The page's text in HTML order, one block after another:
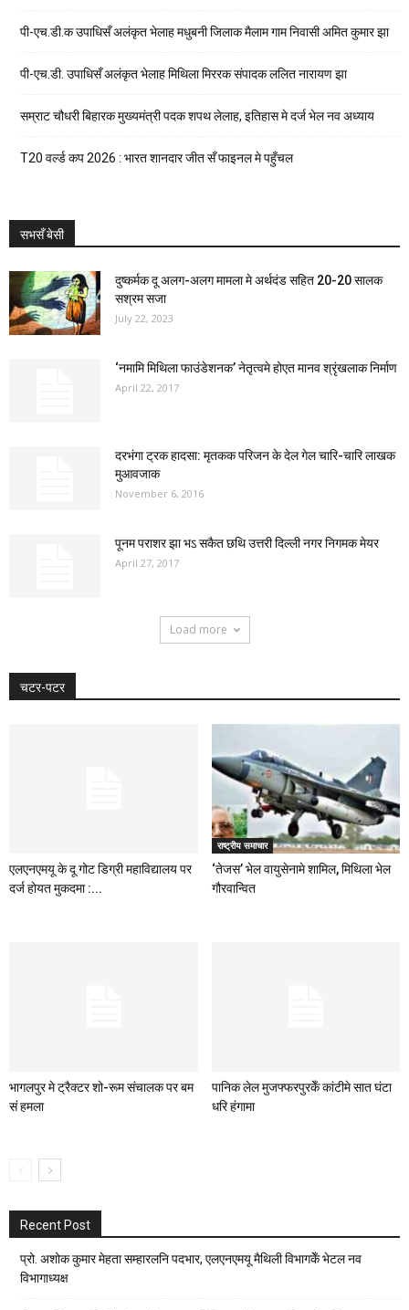
पी-एच.डी.क उपाधिसँ अलंकृत भेलाह मधुबनी जिलाक मैलाम गाम निवासी अमित कुमार झा
पी-एच.डी. उपाधिसँ अलंकृत भेलाह मिथिला मिररक संपादक ललित नारायण झा
सम्राट चौधरी बिहारक मुख्यमंत्री पदक शपथ लेलाह, इतिहास मे दर्ज भेल नव अध्याय
T20 वर्ल्ड कप 2026 : भारत शानदार जीत सँ फाइनल मे पहुँचल
सभसँ बेसी
दुष्कर्मक दू अलग-अलग मामला मे अर्थदंड सहित 20-20 सालक
सश्रम सजा
July 22, 2023
‘नमामि मिथिला फाउंडेशनक’ नेतृत्वमे होएत मानव श्रृंखलाक निर्माण
April 22, 2017
दरभंगा ट्रक हादसा: मृतकक परिजन के देल गेल चारि-चारि लाखक
मुआवजाक
November 6, 2016
पूनम पराशर झा भऽ सकैत छथि उत्तरी दिल्ली नगर निगमक मेयर
April 27, 2017
Load more
चटर-पटर
एलएनएमयू के दू गोट डिग्री महाविद्यालय पर
दर्ज होयत मुकदमा :...
राष्ट्रीय समाचार
‘तेजस’ भेल वायुसेनामे शामिल, मिथिला भेल
गौरवान्वित
भागलपुर मे ट्रैक्टर शो-रूम संचालक पर बम
सं हमला
पानिक लेल मुजफ्फरपुरकेँ कांटीमे सात घंटा
धरि हंगामा
Recent Post
प्रो. अशोक कुमार मेहता सम्हारलनि पदभार, एलएनएमयू मैथिली विभागकेँ भेटल नव
विभागाध्यक्ष